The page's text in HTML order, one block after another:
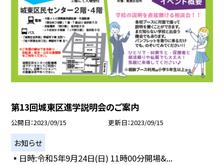
第13回城東区進学説明会のご案内
公開日 2023/09/15 更新日 2023/09/15
お知らせ
▪️日時:令和5年9月24日(日) 11時00分開場&...